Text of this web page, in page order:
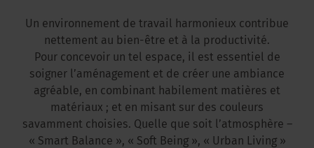
Un environnement de travail harmonieux contribue
nettement au bien-être et à la productivité.
Pour concevoir un tel espace, il est essentiel de
soigner l’aménagement et de créer une ambiance
agréable, en combinant habilement matières et
matériaux ; et en misant sur des couleurs
savamment choisies. Quelle que soit l’atmosphère –
« Smart Balance », « Soft Being », « Urban Living »